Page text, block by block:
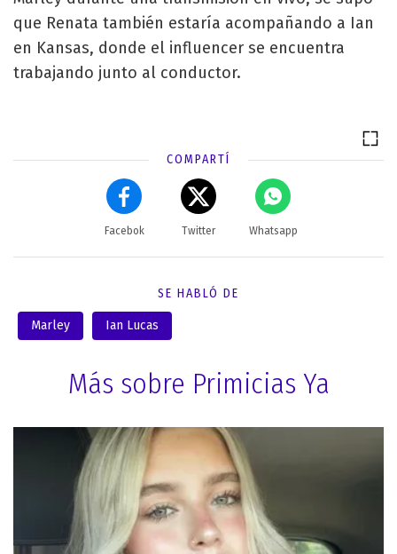
que Renata también estaría acompañando a Ian
en Kansas, donde el influencer se encuentra
trabajando junto al conductor.
COMPARTÍ
Facebok Twitter Whatsapp
SE HABLÓ DE
Marley Ian Lucas
Más sobre Primicias Ya